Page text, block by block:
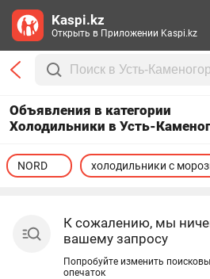
Объявления в категории
Холодильники в Усть-
NORD холодильники с
К сожалению, мы
вашему запросу
Попробуйте изменить
опечаток
Kaspi.kz
Открыть в Приложении Kaspi.kz